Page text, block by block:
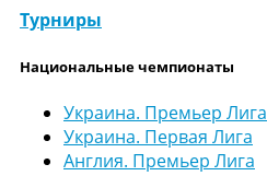
Турниры
Национальные чемпионаты
Украина. Премьер Лига
Украина. Первая Лига
Англия. Премьер Лига